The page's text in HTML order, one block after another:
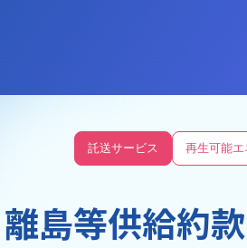
託送サービス 再生可能エ
離島等供給約款